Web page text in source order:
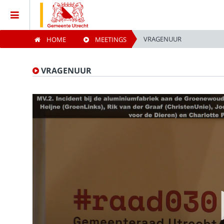
Home
Meetings
Live Sessions
HOME MEETINGS VRAGENUUR
VRAGENUUR